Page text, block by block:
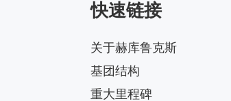
快速链接
关于赫库鲁克斯
基团结构
重大里程碑